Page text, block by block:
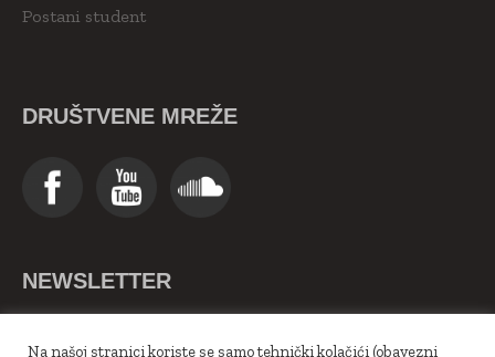
Postani student
DRUŠTVENE MREŽE
NEWSLETTER
Na našoj stranici koriste se samo tehnički kolačići (obavezni